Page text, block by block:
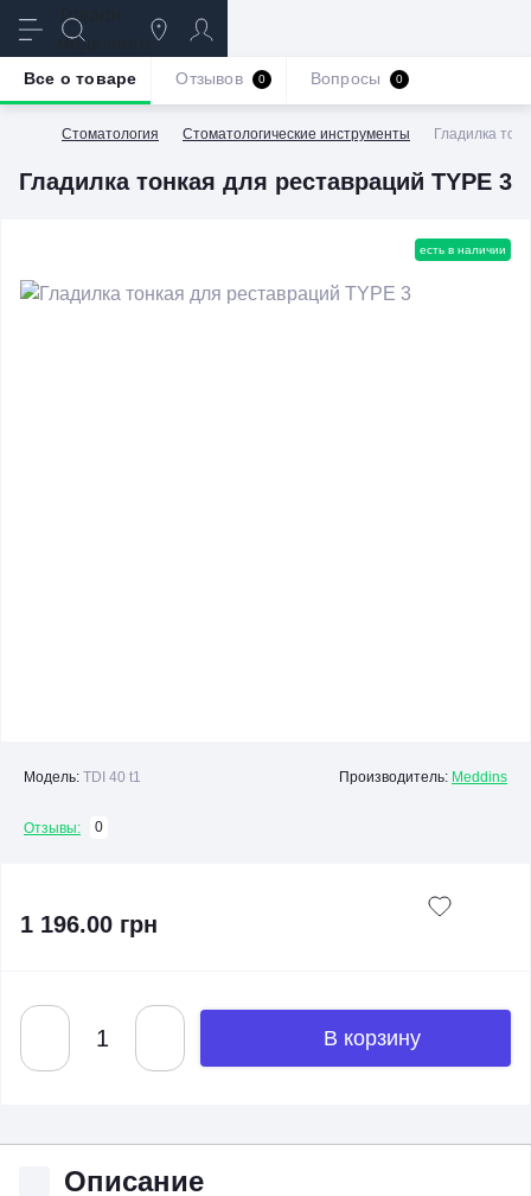
Стоматология Стоматологические инструменты Гладилка
Гладилка тонкая для реставраций TYPE 3
Все о товаре Отзывов 0 Вопросы 0
есть в наличии
Модель: TDI 40 t1 Производитель: Meddins
Отзывы: 0
1 196.00 грн
В корзину
Описание